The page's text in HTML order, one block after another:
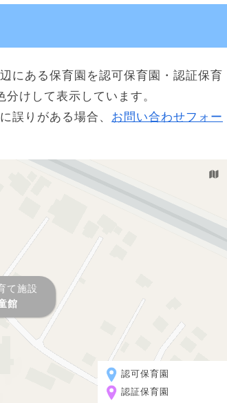
にある保育園を認可保育園・認証保育
けして表示しています。
誤りがある場合、 お問い合わせフォー
て施設
館
認可保育園
認証保育園